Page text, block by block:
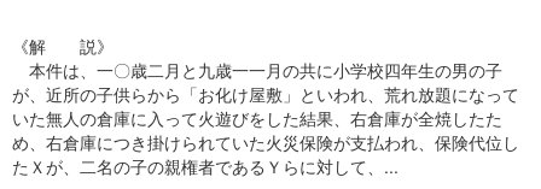
《解 説》
本件は、一〇歳二月と九歳一一月の共に小学校四年生の男の子
が、近所の子供らから「お化け屋敷」といわれ、荒れ放題になって
いた無人の倉庫に入って火遊びをした結果、右倉庫が全焼したた
め、右倉庫につき掛けられていた火災保険が支払われ、保険代位し
たＸが、二名の子の親権者であるＹらに対して、...